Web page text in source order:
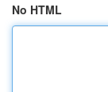
No HTML